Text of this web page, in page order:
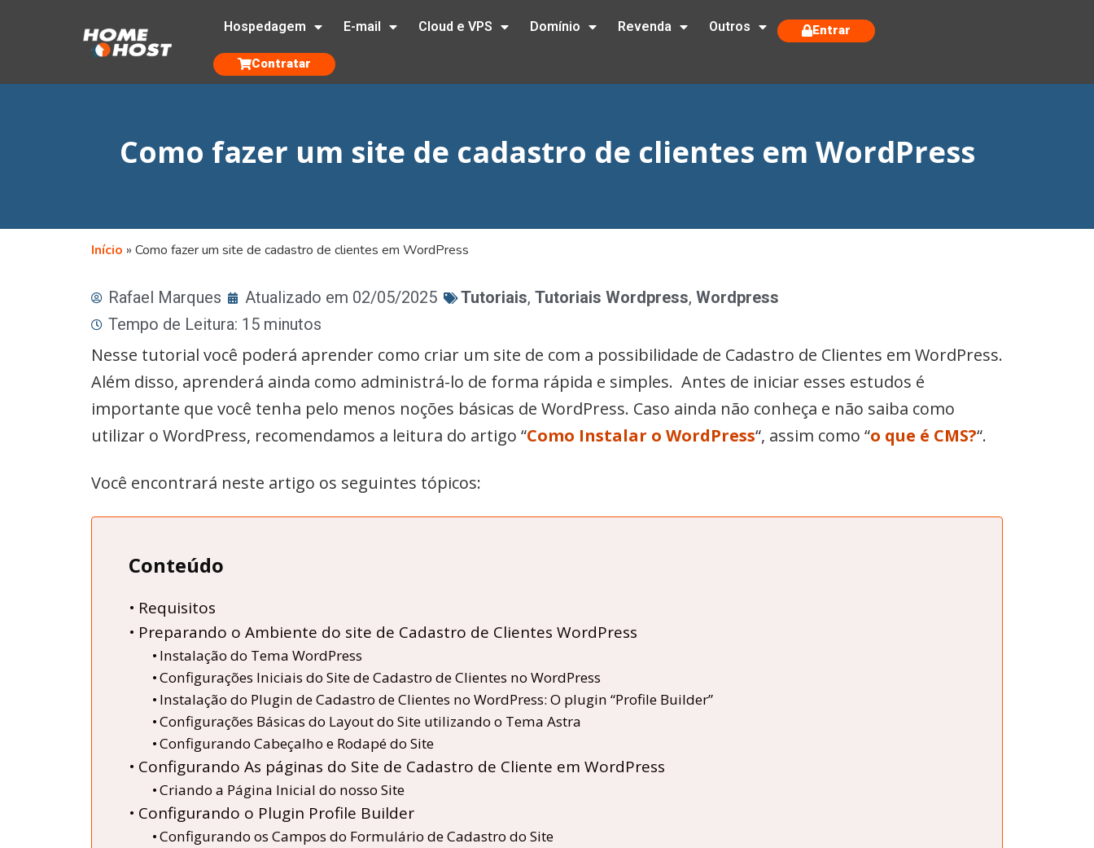
Hospedagem E-mail Cloud e VPS Domínio Revenda Outros Entrar
Contratar
Como fazer um site de cadastro de clientes em WordPress
Início » Como fazer um site de cadastro de clientes em WordPress
Rafael Marques Atualizado em 02/05/2025 Tutoriais, Tutoriais Wordpress, Wordpress
Tempo de Leitura: 15 minutos
Nesse tutorial você poderá aprender como criar um site de com a possibilidade de Cadastro de Clientes em WordPress.
Além disso, aprenderá ainda como administrá-lo de forma rápida e simples. Antes de iniciar esses estudos é
importante que você tenha pelo menos noções básicas de WordPress. Caso ainda não conheça e não saiba como
utilizar o WordPress, recomendamos a leitura do artigo “Como Instalar o WordPress“, assim como “o que é CMS?“.
Você encontrará neste artigo os seguintes tópicos:
Conteúdo
Requisitos
Preparando o Ambiente do site de Cadastro de Clientes WordPress
Instalação do Tema WordPress
Configurações Iniciais do Site de Cadastro de Clientes no WordPress
Instalação do Plugin de Cadastro de Clientes no WordPress: O plugin “Profile Builder”
Configurações Básicas do Layout do Site utilizando o Tema Astra
Configurando Cabeçalho e Rodapé do Site
Configurando As páginas do Site de Cadastro de Cliente em WordPress
Criando a Página Inicial do nosso Site
Configurando o Plugin Profile Builder
Configurando os Campos do Formulário de Cadastro do Site